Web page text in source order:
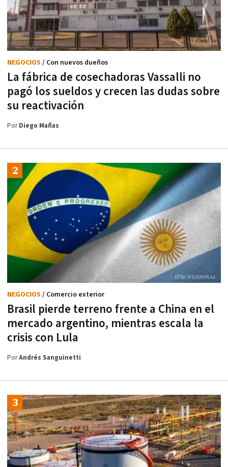
La fábrica de cosechadoras Vassalli no
pagó los sueldos y crecen las dudas sobre
su reactivación
NEGOCIOS / Con nuevos dueños
PorDiego Mañas
Brasil pierde terreno frente a China en el
mercado argentino, mientras escala la
crisis con Lula
NEGOCIOS / Comercio exterior
PorAndrés Sanguinetti